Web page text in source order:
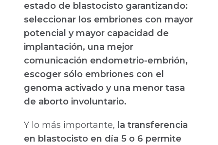
estado de blastocisto garantizando:
seleccionar los embriones con mayor
potencial y mayor capacidad de
implantación, una mejor
comunicación endometrio-embrión,
escoger sólo embriones con el
genoma activado y una menor tasa
de aborto involuntario.
Y lo más importante, la transferencia
en blastocisto en día 5 o 6 permite